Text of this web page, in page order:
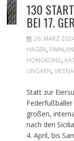
130
BEI 17.
26. MÄRZ
HAGEN,
HONGKONG,
UNGARN,
Statt zur
großen,
nach den
4. April, bis